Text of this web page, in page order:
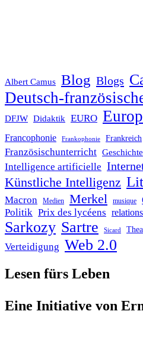
Albert Camus Blog Blogs
Deutsch-
DFJW Didaktik EURO
Francophonie Frankophonie Frankreich
Französischunterricht Geschichte
Intelligence artificielle
Künstliche Intelligenz
Macron Medien Merkel musique
Politik Prix des lycéens
Sarkozy Sartre Sicard
Verteidigung Web 2.0
Lesen fürs Leben
Eine Initiative von